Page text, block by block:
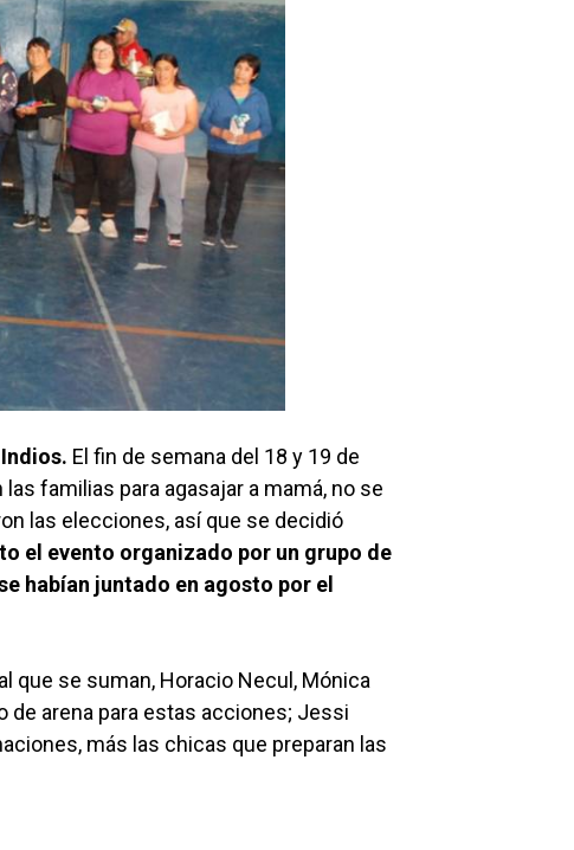
El fin de semana del 18 y 19 de
familias para agasajar a mamá, no se
las elecciones, así que se decidió
el evento organizado por un grupo de
habían juntado en agosto por el
que se suman, Horacio Necul, Mónica
de arena para estas acciones; Jessi
más las chicas que preparan las